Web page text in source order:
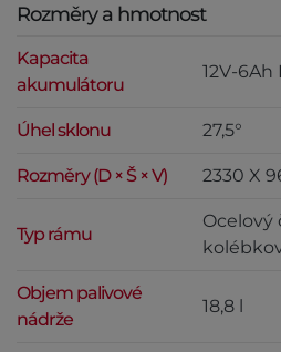
Rozměry a hmotnost
Kapacita
akumulátoru
12V-6Ah
Úhel sklonu 27,5°
Rozměry (D × Š × V) 2330 X
Typ rámu
Ocelový
Objem palivové
nádrže
18,8 l